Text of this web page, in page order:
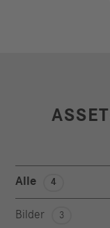
Alle 4
Bilder 3